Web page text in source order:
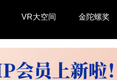
VR大空间 金陀螺奖